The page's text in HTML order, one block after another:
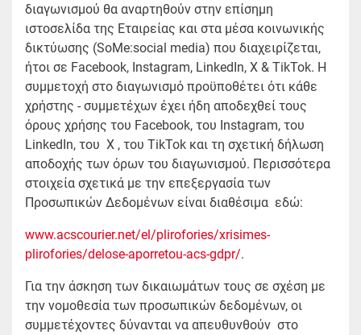
διαγωνισμού θα αναρτηθούν στην επίσημη
ιστοσελίδα της Εταιρείας και στα μέσα κοινωνικής
δικτύωσης (SoMe:social media) που διαχειρίζεται,
ήτοι σε Facebook, Instagram, LinkedIn, X & TikTok. Η
συμμετοχή στο διαγωνισμό προϋποθέτει ότι κάθε
χρήστης - συμμετέχων έχει ήδη αποδεχθεί τους
όρους χρήσης του Facebook, του Instagram, του
LinkedIn, του X , του TikTok και τη σχετική δήλωση
αποδοχής των όρων του διαγωνισμού. Περισσότερα
στοιχεία σχετικά με την επεξεργασία των
Προσωπικών Δεδομένων είναι διαθέσιμα εδώ:
www.acscourier.net/el/plirofories/xrisimes-
plirofories/delose-aporretou-acs-gdpr/.
Για την άσκηση των δικαιωμάτων τους σε σχέση με
την νομοθεσία των προσωπικών δεδομένων, οι
συμμετέχοντες δύνανται να απευθυνθούν στο